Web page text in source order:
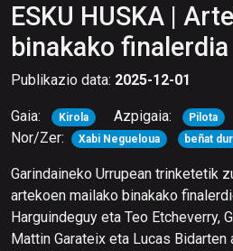
ESKU HUSKA |
binakako finalerdia
Publikazio data: 2025-12-01
Gaia: Kirola Azpigaia: Pilota
Nor/Zer: Xabi Negueloua beñat
Garindaineko Urrupean trinketetik
artekoen mailako binakako
Harguindeguy eta Teo Etcheverry,
Mattin Garateix eta Lucas Bidarten